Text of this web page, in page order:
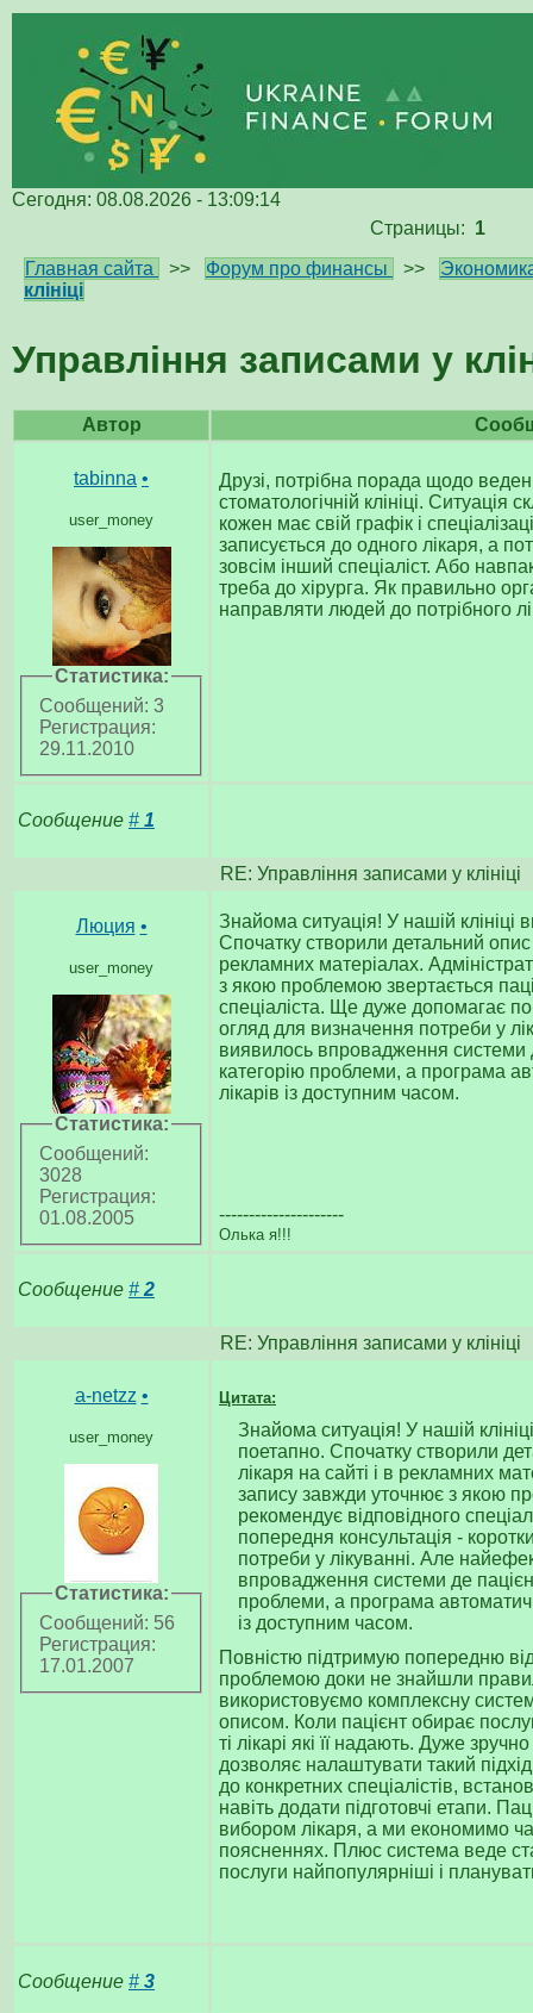
Сегодня: 08.08.2026 - 13:09:14
Страницы: 1
Главная сайта
>> Форум про финансы >>
клініці
Управління записами у
Автор
tabinna •
user_money
Статистика:
Сообщений: 3
Регистрация:
29.11.2010
Друзі, потрібна порада щодо
стоматологічній клініці. Ситуація
кожен має свій графік і
записується до одного лікаря, а
зовсім інший спеціаліст. Або
треба до хірурга. Як правильно
направляти людей до потрібного
Сообщение # 1
RE: Управління записами у клініці
Люция •
user_money
Статистика:
Сообщений:
3028
Регистрация:
01.08.2005
Знайома ситуація! У нашій
Спочатку створили детальний опис
рекламних матеріалах.
з якою проблемою звертається
спеціаліста. Ще дуже допомагає
огляд для визначення потреби у
виявилось впровадження системи
категорію проблеми, а програма
лікарів із доступним часом.
---------------------
Олька я!!!
Сообщение # 2
RE: Управління записами у клініці
a-netzz •
user_money
Статистика:
Сообщений: 56
Регистрация:
17.01.2007
Цитата:
Знайома ситуація! У нашій
поетапно. Спочатку створили
лікаря на сайті і в рекламних
запису завжди уточнює з якою
рекомендує відповідного
попередня консультація -
потреби у лікуванні. Але
впровадження системи де
проблеми, а програма
із доступним часом.
Повністю підтримую попередню
проблемою доки не знайшли
використовуємо комплексну
описом. Коли пацієнт обирає
ті лікарі які її надають. Дуже
дозволяє налаштувати такий
до конкретних спеціалістів,
навіть додати підготовчі етапи.
вибором лікаря, а ми економимо
поясненнях. Плюс система веде
послуги найпопулярніші і
Сообщение # 3